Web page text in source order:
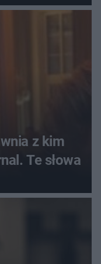
z kim
Te słowa